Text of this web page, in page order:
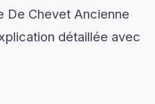
De Chevet Ancienne
détaillée avec